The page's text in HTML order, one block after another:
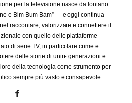
per la televisione nasce da lontano
e Bim Bum Bam” — e oggi continua
raccontare, valorizzare e connettere il
con quello delle piattaforme
di serie TV, in particolare crime e
delle storie di unire generazioni e
della tecnologia come strumento per
sempre più vasto e consapevole.